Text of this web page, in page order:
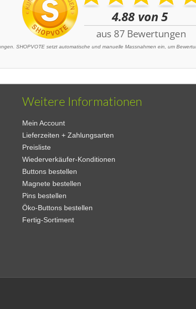
SHOPVOTE setzt automatische und manuelle Massnahmen ein, um
Weitere Informationen
Mein Account
Lieferzeiten + Zahlungsarten
Preisliste
Wiederverkäufer-Konditionen
Buttons bestellen
Magnete bestellen
Pins bestellen
Öko-Buttons bestellen
Fertig-Sortiment